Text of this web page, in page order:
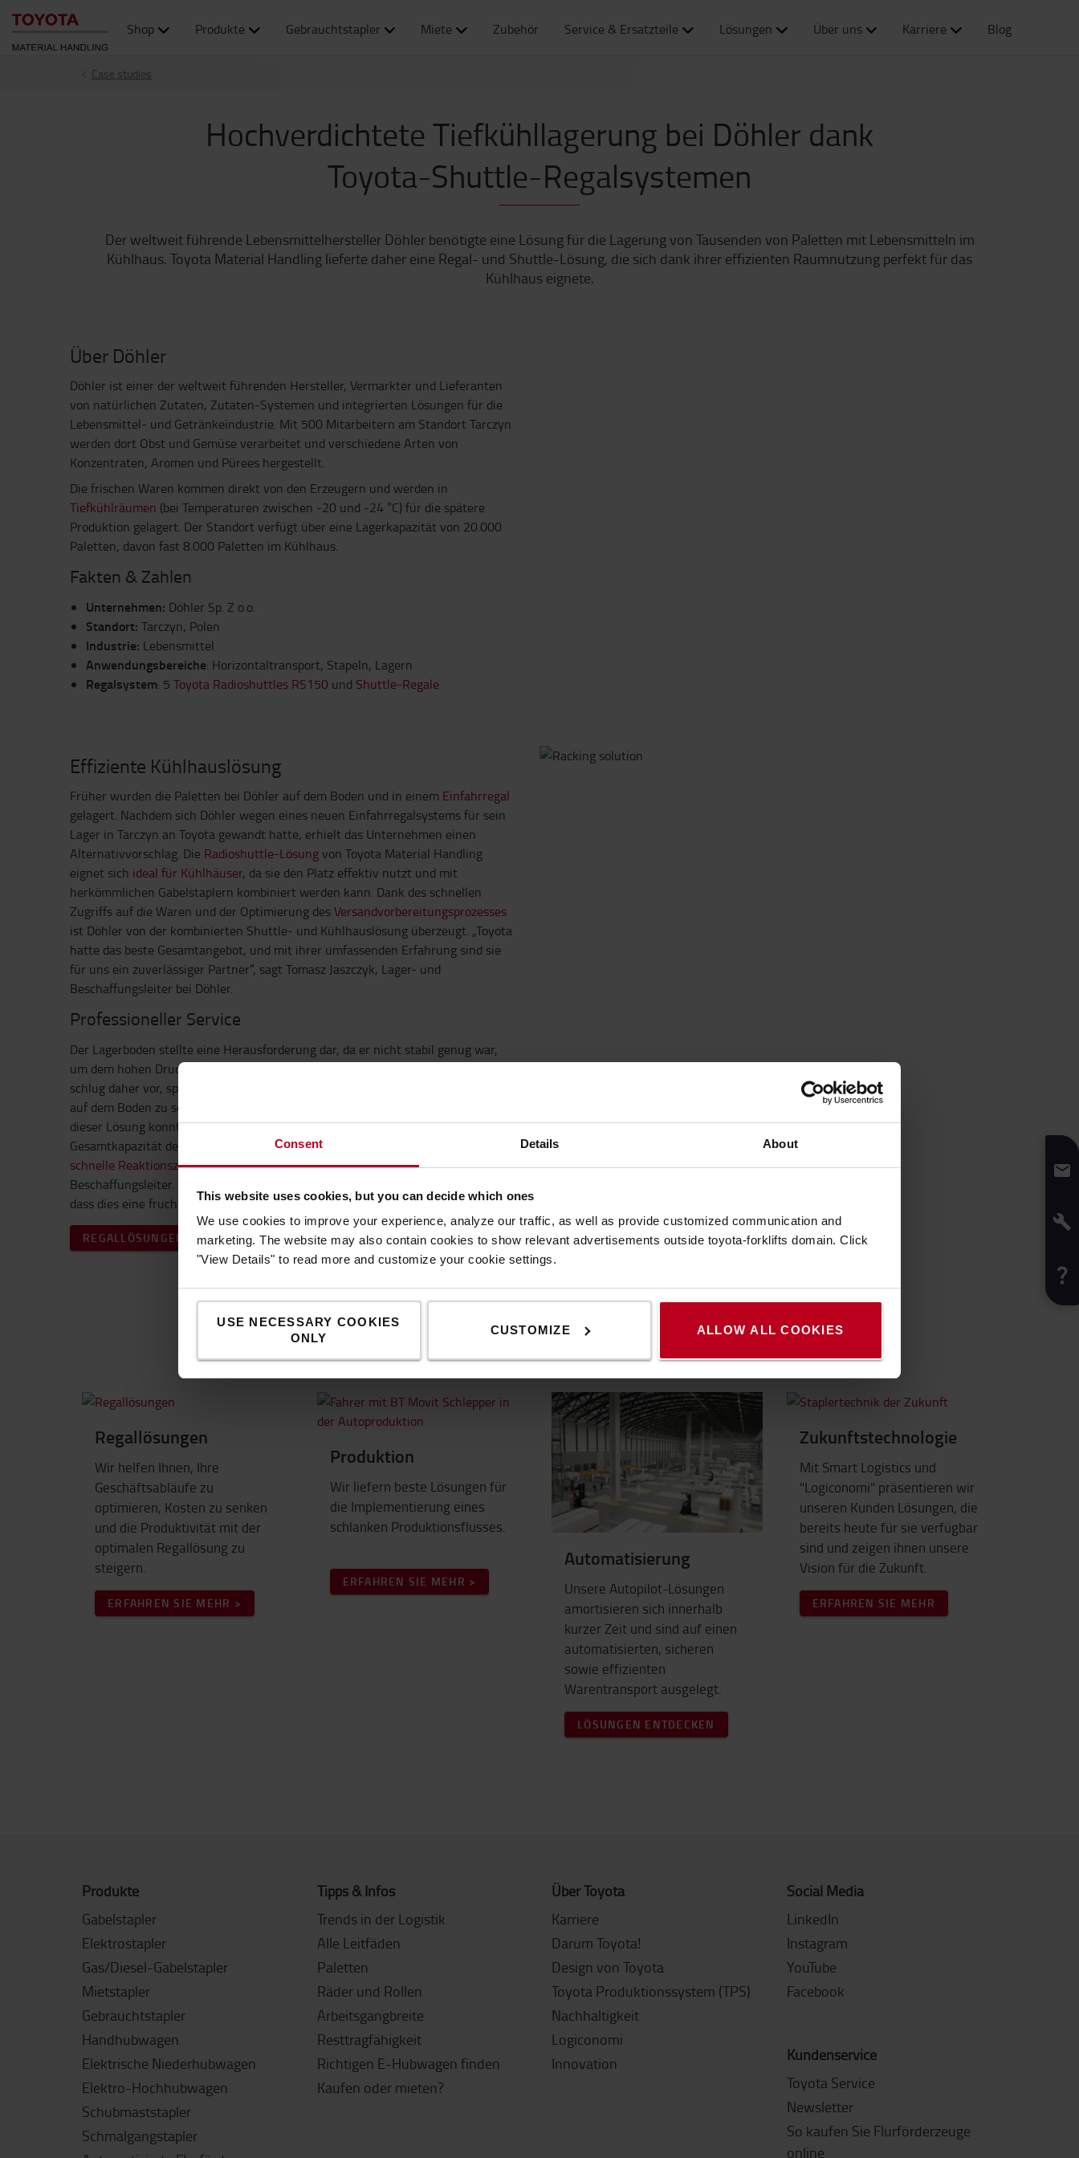
Consent Details About
This website uses cookies, but you can decide which ones
We use cookies to improve your experience, analyze our traffic, as well as provide customized communication and
marketing. The website may also contain cookies to show relevant advertisements outside toyota-forklifts domain. Click
"View Details" to read more and customize your cookie settings.
USE NECESSARY COOKIES
ONLY
CUSTOMIZE ALLOW ALL COOKIES
Shop Produkte Gebrauchtstapler Miete Zubehör Service & Ersatzteile Lösungen Über uns Karriere Blog
Case studies
Hochverdichtete Tiefkühllagerung bei Döhler dank
Toyota-Shuttle-Regalsystemen
Der weltweit führende Lebensmittelhersteller Döhler benötigte eine Lösung für die Lagerung von Tausenden von Paletten mit Lebensmitteln im
Kühlhaus. Toyota Material Handling lieferte daher eine Regal- und Shuttle-Lösung, die sich dank ihrer effizienten Raumnutzung perfekt für das
Kühlhaus eignete.
Über Döhler
Döhler ist einer der weltweit führenden Hersteller, Vermarkter und Lieferanten
von natürlichen Zutaten, Zutaten-Systemen und integrierten Lösungen für die
Lebensmittel- und Getränkeindustrie. Mit 500 Mitarbeitern am Standort Tarczyn
werden dort Obst und Gemüse verarbeitet und verschiedene Arten von
Konzentraten, Aromen und Pürees hergestellt.
Die frischen Waren kommen direkt von den Erzeugern und werden in
Tiefkühlräumen (bei Temperaturen zwischen -20 und -24 °C) für die spätere
Produktion gelagert. Der Standort verfügt über eine Lagerkapazität von 20.000
Paletten, davon fast 8.000 Paletten im Kühlhaus.
Fakten & Zahlen
Unternehmen: Döhler Sp. Z o.o.
Standort: Tarczyn, Polen
Industrie: Lebensmittel
Anwendungsbereiche: Horizontaltransport, Stapeln, Lagern
Regalsystem: 5 Toyota Radioshuttles RS150 und Shuttle-Regale
Effiziente Kühlhauslösung
Früher wurden die Paletten bei Döhler auf dem Boden und in einem Einfahrregal
gelagert. Nachdem sich Döhler wegen eines neuen Einfahrregalsystems für sein
Lager in Tarczyn an Toyota gewandt hatte, erhielt das Unternehmen einen
Alternativvorschlag. Die Radioshuttle-Lösungvon Toyota Material Handling
eignet sich ideal für Kühlhäuser, da sie den Platz effektiv nutzt und mit
herkömmlichen Gabelstaplern kombiniert werden kann. Dank des schnellen
Zugriffs auf die Waren und der Optimierung desVersandvorbereitungsprozesses
ist Döhler von der kombinierten Shuttle- und Kühlhauslösung überzeugt. „Toyota
hatte das beste Gesamtangebot, und mit ihrer umfassenden Erfahrung sind sie
für uns ein zuverlässiger Partner“, sagt Tomasz Jaszczyk, Lager- und
Beschaffungsleiter bei Döhler.
Professioneller Service
Der Lagerboden stellte eine Herausforderung dar, da er nicht stabil genug war,
um dem hohen Druck der verschiedenen Regalebenen standzuhalten. Toyota
schlug daher vor, spezielle Träger zu verwenden, um eine größere Auflagefläche
auf dem Boden zu schaffen, auf der die Regale montiert werden konnten. Dank
dieser Lösung konnte Döhler die benötigte Anzahl an Lagerebenen und die
Gesamtkapazität des Lagers beibehalten. „Wir schätzen
schnelle Reaktionszeiten und Flexibilität“, sagt Jaszczyk, Lager- und
Beschaffungsleiter. „Wir schätzen ihre Kundenorientierung und gehen davon aus,
dass dies eine fruchtbare langfristige Zusammenarbeit sein wird.“
REGALLÖSUNGEN
Das könnte Sie auch interessieren
Regallösungen
Wir helfen Ihnen, Ihre
Geschäftsabläufe zu
optimieren, Kosten zu senken
und die Produktivität mit der
optimalen Regallösung zu
steigern.
ERFAHREN SIE MEHR >
Produktion
Wir liefern beste Lösungen für
die Implementierung eines
schlanken Produktionsflusses.
ERFAHREN SIE MEHR >
Automatisierung
Unsere Autopilot-Lösungen
amortisieren sich innerhalb
kurzer Zeit und sind auf einen
automatisierten, sicheren
sowie effizienten
Warentransport ausgelegt.
LÖSUNGEN ENTDECKEN
Zukunftstechnologie
Mit Smart Logistics und
"Logiconomi" präsentieren wir
unseren Kunden Lösungen, die
bereits heute für sie verfügbar
sind und zeigen ihnen unsere
Vision für die Zukunft.
ERFAHREN SIE MEHR
Produkte
Gabelstapler
Elektrostapler
Gas/Diesel-Gabelstapler
Mietstapler
Gebrauchtstapler
Handhubwagen
Elektrische Niederhubwagen
Elektro-Hochhubwagen
Schubmaststapler
Schmalgangstapler
Tipps & Infos
Trends in der Logistik
Alle Leitfäden
Paletten
Räder und Rollen
Arbeitsgangbreite
Resttragfähigkeit
Richtigen E-Hubwagen finden
Kaufen oder mieten?
Über Toyota
Karriere
Darum Toyota!
Design von Toyota
Toyota Produktionssystem (TPS)
Nachhaltigkeit
Logiconomi
Innovation
Social Media
LinkedIn
Instagram
YouTube
Facebook
Kundenservice
Toyota Service
Newsletter
So kaufen Sie Flurförderzeuge
online